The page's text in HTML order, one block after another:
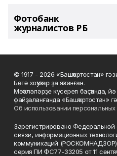
Фотобанк
журналистов РБ
© 1917 - 2026 «Башҡортостан»
Бөтә хоҡуҡтар ҙа яҡланған.
Мәҡәләләрҙе күсереп баҫҡанда,
файҙаланғанда «Башҡортостан»
Об использовании персональных
Зарегистрировано
связи, информационных
коммуникаций (РОСКОМНАДЗОР).
серия ПИ ФС77-33205 от 11